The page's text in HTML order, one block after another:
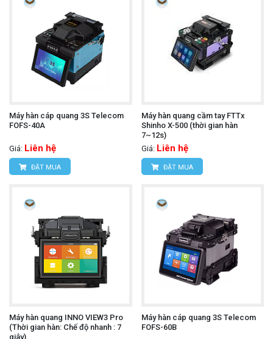
Máy hàn cáp quang 3S Telecom
FOFS-40A
Giá: Liên hệ
ĐẶT MUA
Máy hàn quang cầm tay FTTx
Shinho X-500 (thời gian hàn
7~12s)
Giá: Liên hệ
ĐẶT MUA
Máy hàn quang INNO VIEW3 Pro
(Thời gian hàn: Chế độ nhanh : 7
giây)
Máy hàn cáp quang 3S Telecom
FOFS-60B